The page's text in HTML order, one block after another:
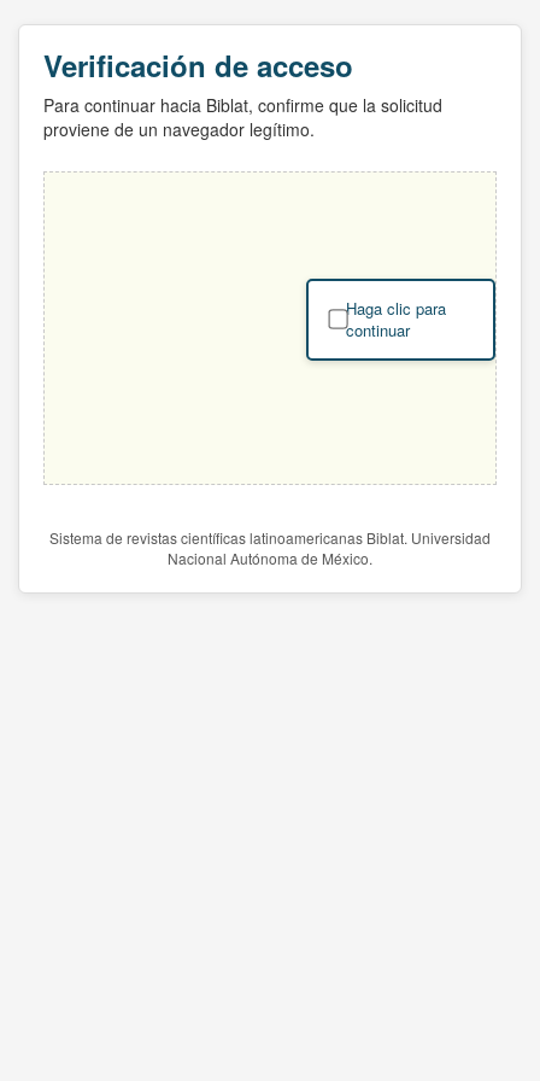
Verificación de acceso
Para continuar hacia Biblat, confirme que la solicitud
proviene de un navegador legítimo.
Haga clic para
continuar
Sistema de revistas científicas latinoamericanas Biblat. Universidad
Nacional Autónoma de México.